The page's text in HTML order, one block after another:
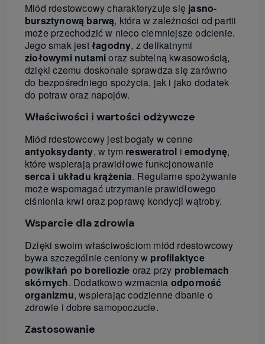
Miód rdestowcowy charakteryzuje się jasno-
bursztynową barwą, która w zależności od partii
może przechodzić w nieco ciemniejsze odcienie.
Jego smak jestłagodny, z delikatnymi
ziołowymi nutamioraz subtelną kwasowością,
dzięki czemu doskonale sprawdza się zarówno
do bezpośredniego spożycia, jak i jako dodatek
do potraw oraz napojów.
Właściwości i wartości odżywcze
Miód rdestowcowy jest bogaty w cenne
antyoksydanty, w tym resweratrol iemodynę,
które wspierają prawidłowe funkcjonowanie
serca i układu krążenia. Regularne spożywanie
może wspomagać utrzymanie prawidłowego
ciśnienia krwi oraz poprawę kondycji wątroby.
Wsparcie dla zdrowia
Dzięki swoim właściwościom miód rdestowcowy
bywa szczególnie ceniony w profilaktyce
powikłań po boreliozie oraz przy problemach
skórnych. Dodatkowo wzmacnia odporność
organizmu, wspierając codzienne dbanie o
zdrowie i dobre samopoczucie.
Zastosowanie